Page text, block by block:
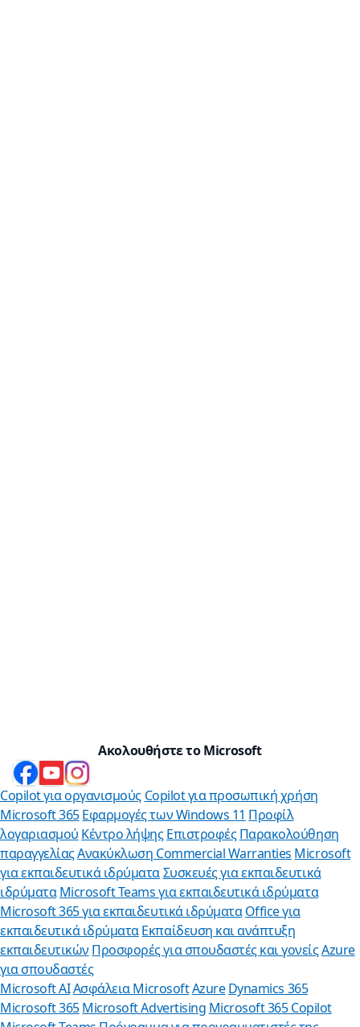
Ακολουθήστε το Microsoft
Copilot για οργανισμούς Copilot για προσωπική χρήση
Microsoft 365Εφαρμογές των Windows 11 Προφίλ
λογαριασμού Κέντρο λήψης Επιστροφές Παρακολούθηση
παραγγελίαςΑνακύκλωση Commercial Warranties Microsoft
για εκπαιδευτικά ιδρύματαΣυσκευές για εκπαιδευτικά
ιδρύματα Microsoft Teams για εκπαιδευτικά ιδρύματα
Microsoft 365 για εκπαιδευτικά ιδρύματα Office για
εκπαιδευτικά ιδρύματαΕκπαίδευση και ανάπτυξη
εκπαιδευτικών Προσφορές για σπουδαστές και γονείςAzure
για σπουδαστές
Microsoft AIΑσφάλεια MicrosoftAzure Dynamics 365
Microsoft 365Microsoft Advertising Microsoft 365 Copilot